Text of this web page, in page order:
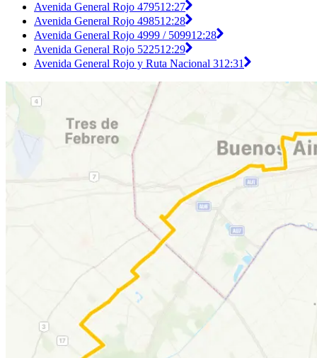
Avenida General Rojo 479512:27
Avenida General Rojo 498512:28
Avenida General Rojo 4999 / 509912:28
Avenida General Rojo 522512:29
Avenida General Rojo y Ruta Nacional 312:31